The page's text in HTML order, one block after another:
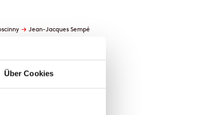
Über Cookies
→ Jean-Jacques Sempé